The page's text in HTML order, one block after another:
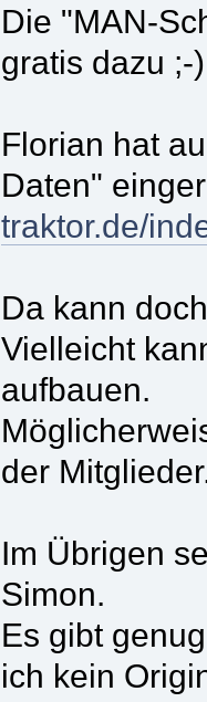
Die "MAN-
gratis dazu ;-)
Florian hat
Daten"
traktor.de/
Da kann
Vielleicht
aufbauen.
der
Im Übrigen
Simon.
Es gibt
ich kein